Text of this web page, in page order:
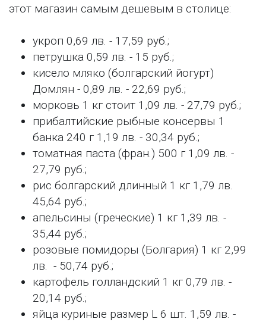
этот магазин самым дешевым в столице:
укроп 0,69 лв. - 17,59 руб.;
петрушка 0,59 лв. - 15 руб.;
кисело мляко (болгарский йогурт)
Домлян - 0,89 лв. - 22,69 руб.;
морковь 1 кг стоит 1,09 лв. - 27,79 руб.;
прибалтийские рыбные консервы 1
банка 240 г 1,19 лв. - 30,34 руб.;
томатная паста (фран.) 500 г 1,09 лв. -
27,79 руб.;
рис болгарский длинный 1 кг 1,79 лв.
45,64 руб.;
апельсины (греческие) 1 кг 1,39 лв. -
35,44 руб.;
розовые помидоры (Болгария) 1 кг 2,99
лв. - 50,74 руб.;
картофель голландский 1 кг 0,79 лв. -
20,14 руб.;
яйца куриные размер L 6 шт. 1,59 лв. -